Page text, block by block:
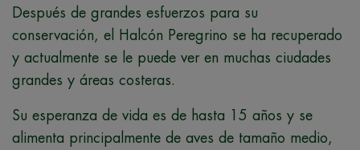
Después de grandes esfuerzos para su
conservación, el Halcón Peregrino se ha recuperado
y actualmente se le puede ver en muchas ciudades
grandes y áreas costeras.
Su esperanza de vida es de hasta 15 años y se
alimenta principalmente de aves de tamaño medio,